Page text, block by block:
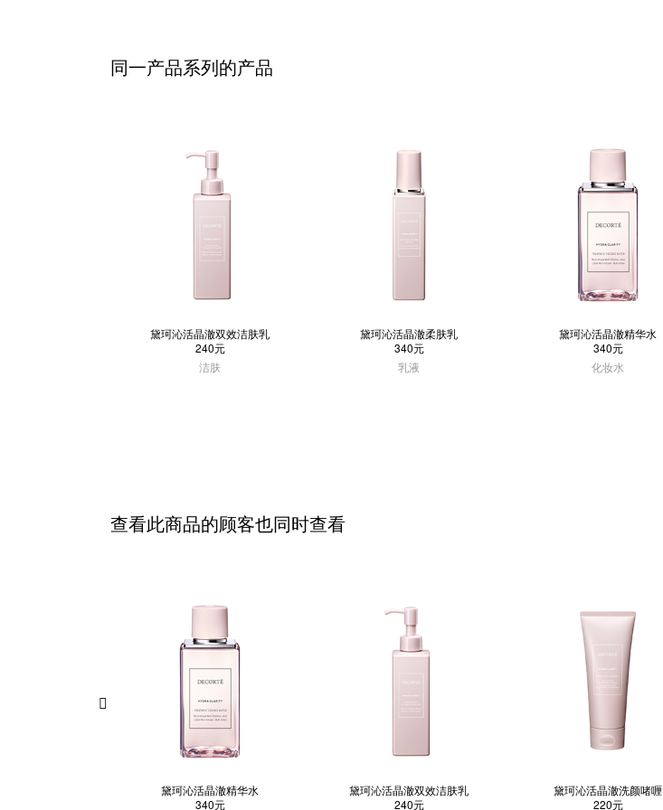
同一产品系列的产品
黛珂沁活晶澈双效洁肤乳
240元
洁肤
黛珂沁活晶澈柔肤乳
340元
乳液
黛珂沁活晶澈精华水
340元
化妆水
查看此商品的顾客也同时查看
黛珂沁活晶澈精华水
340元
黛珂沁活晶澈双效洁肤乳
240元
黛珂沁活晶澈洗颜啫喱
220元